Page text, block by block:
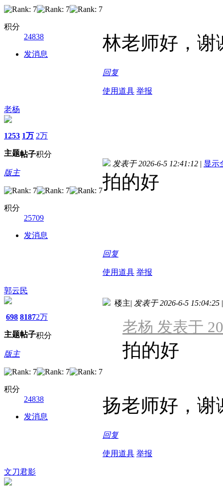
积分
24838
发消息
林老师好，谢
回复
使用道具 举报
老杨
1253
主题
1万
帖子
2万
积分
版主
积分
25709
发消息
发表于 2026-6-5 12:41:12 | 显示
拍的好
回复
使用道具 举报
郭云民
698
主题
8187
帖子
2万
积分
版主
积分
24838
发消息
楼主| 发表于 2026-6-5 15:04:25 |
老杨 发表于
拍的好
扬老师好，谢
回复
使用道具 举报
文刀君影